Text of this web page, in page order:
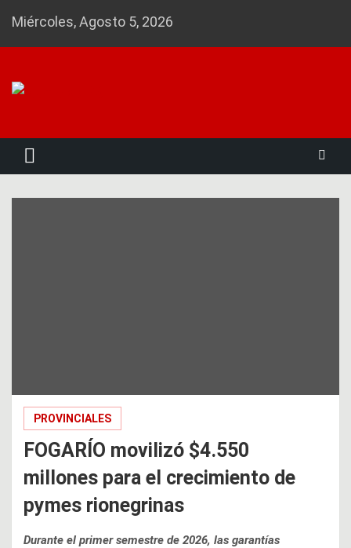
Miércoles, Agosto 5, 2026
PROVINCIALES
FOGARÍO movilizó $4.550
millones para el crecimiento de
pymes rionegrinas
Durante el primer semestre de 2026, las garantías